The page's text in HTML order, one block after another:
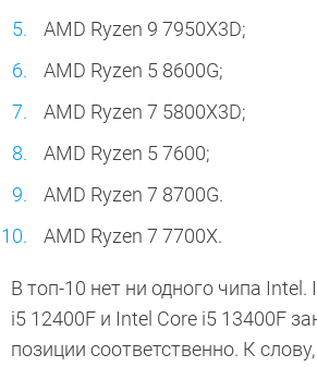
AMD Ryzen 9 7950X3D;
AMD Ryzen 5 8600G;
AMD Ryzen 7 5800X3D;
AMD Ryzen 5 7600;
AMD Ryzen 7 8700G.
AMD Ryzen 7 7700X.
В топ-10 нет ни одного чипа Intel.
i5 12400F и Intel Core i5 13400F
позиции соответственно. К